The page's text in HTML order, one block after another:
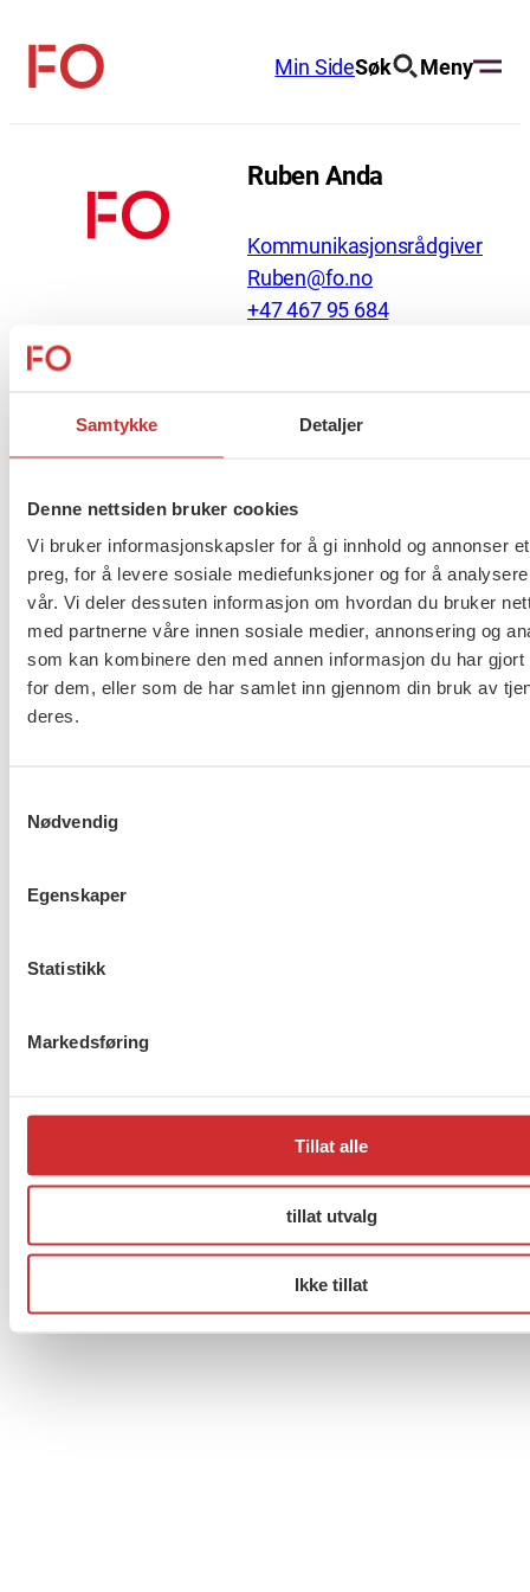
Samtykke Detaljer
Denne nettsiden bruker cookies
Vi bruker informasjonskapsler for å gi innhold og annonser
preg, for å levere sosiale mediefunksjoner og for å
vår. Vi deler dessuten informasjon om hvordan du bruker
med partnerne våre innen sosiale medier, annonsering og
som kan kombinere den med annen informasjon du har gjort
for dem, eller som de har samlet inn gjennom din bruk av
deres.
Nødvendig
Egenskaper
Statistikk
Markedsføring
Tillat alle
tillat utvalg
Ikke tillat
innhold
FO
Min SideSøk Meny
Ruben Anda
Kommunikasjonsrådgiver
Ruben@fo.no
+47 467 95 684
FO (Fellesorganisasjonen)
0506 OSLO
kontor@fo.no
+47 919 19 916
Nettredaktør: nettredaktor@fo.no
finner du her.
Personvern og informasjonskapsler
Til topp